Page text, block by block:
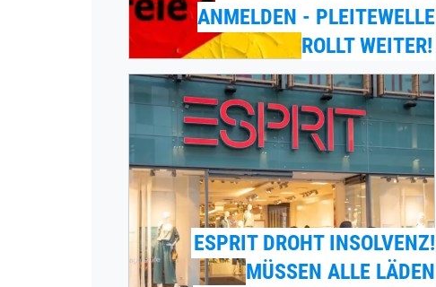
ANMELDEN - PLEITEWELLE
ROLLT WEITER!
ESPRIT DROHT INSOLVENZ!
MÜSSEN ALLE LÄDEN